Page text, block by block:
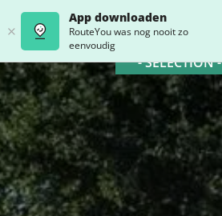
App downloaden
RouteYou was nog nooit zo
eenvoudig
- SELECTION -